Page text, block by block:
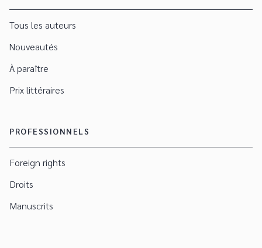
Tous les auteurs
Nouveautés
À paraître
Prix littéraires
PROFESSIONNELS
Foreign rights
Droits
Manuscrits